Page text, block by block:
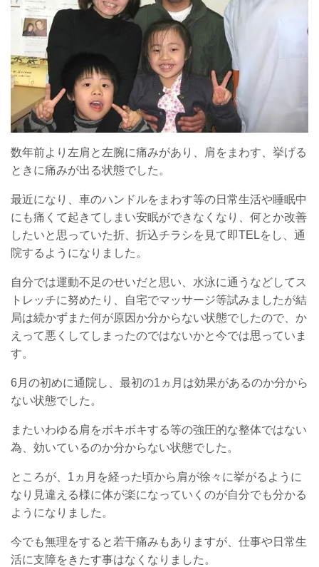
数年前より左肩と左腕に痛みがあり、肩をまわす、挙げる
ときに痛みが出る状態でした。
最近になり、車のハンドルをまわす等の日常生活や睡眠中
にも痛くて起きてしまい安眠ができなくなり、何とか改善
したいと思っていた折、折込チラシを見て即TELをし、通
院するようになりました。
自分では運動不足のせいだと思い、水泳に通うなどしてス
トレッチに努めたり、自宅でマッサージ等試みましたが結
局は続かずまた何が原因か分からない状態でしたので、か
えって悪くしてしまったのではないかと今では思っていま
す。
6月の初めに通院し、最初の1ヵ月は効果があるのか分から
ない状態でした。
またいわゆる肩をボキボキする等の強圧的な整体ではない
為、効いているのか分からない状態でした。
ところが、1ヵ月を経った頃から肩が徐々に挙がるように
なり見違える様に体が楽になっていくのが自分でも分かる
ようになりました。
今でも無理をすると若干痛みもありますが、仕事や日常生
活に支障をきたす事はなくなりました。